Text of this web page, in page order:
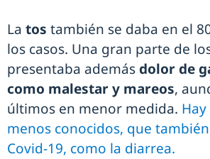
La tos también se daba en el
los casos. Una gran parte de
presentaba además dolor de
como malestar y mareos,
últimos en menor medida.
menos conocidos, que
Covid-19, como la diarrea.